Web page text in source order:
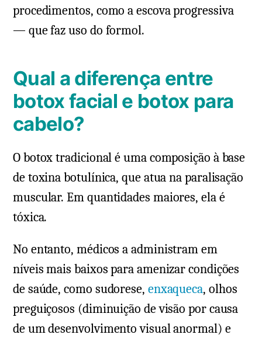
procedimentos, como a escova progressiva
— que faz uso do formol.
Qual a diferença entre
botox facial e botox para
cabelo?
O botox tradicional é uma composição à base
de toxina botulínica, que atua na paralisação
muscular. Em quantidades maiores, ela é
tóxica.
No entanto, médicos a administram em
níveis mais baixos para amenizar condições
de saúde, como sudorese, enxaqueca, olhos
preguiçosos (diminuição de visão por causa
de um desenvolvimento visual anormal) e